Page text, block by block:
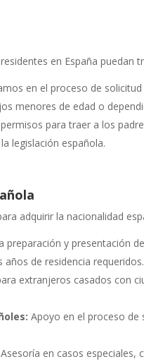
en España puedan
en el proceso de
menores de edad o
para traer a los
legislación española.
adquirir la nacionalidad
preparación y presentación
de residencia requeridos.
extranjeros casados con
Apoyo en el proceso de
Asesoría en casos especiales,